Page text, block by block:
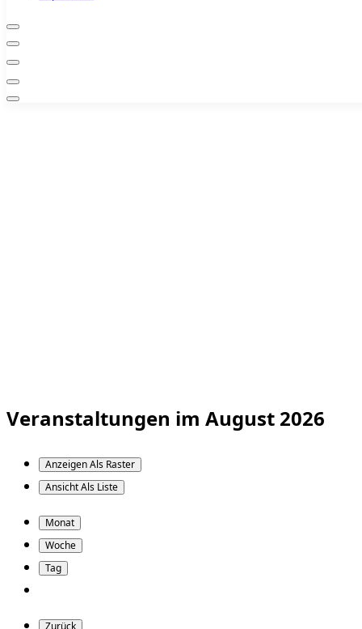
Veranstaltungen im August 2026
Anzeigen Als Raster
Ansicht Als Liste
Monat
Woche
Tag